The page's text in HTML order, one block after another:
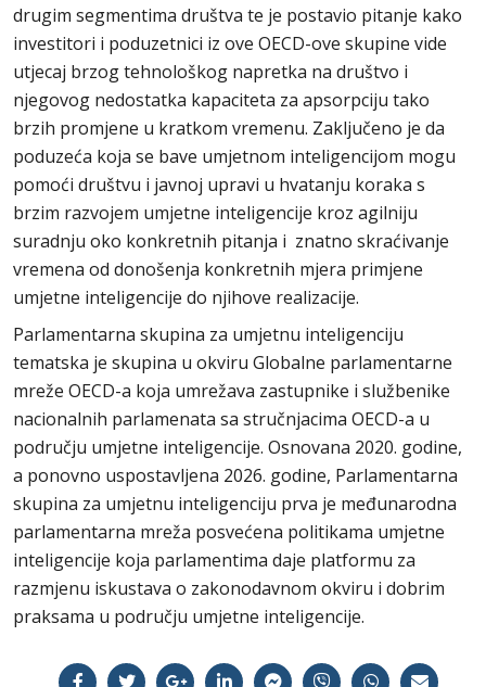
drugim segmentima društva te je postavio pitanje kako
investitori i poduzetnici iz ove OECD-ove skupine vide
utjecaj brzog tehnološkog napretka na društvo i
njegovog nedostatka kapaciteta za apsorpciju tako
brzih promjene u kratkom vremenu. Zaključeno je da
poduzeća koja se bave umjetnom inteligencijom mogu
pomoći društvu i javnoj upravi u hvatanju koraka s
brzim razvojem umjetne inteligencije kroz agilniju
suradnju oko konkretnih pitanja i znatno skraćivanje
vremena od donošenja konkretnih mjera primjene
umjetne inteligencije do njihove realizacije.
Parlamentarna skupina za umjetnu inteligenciju
tematska je skupina u okviru Globalne parlamentarne
mreže OECD-a koja umrežava zastupnike i službenike
nacionalnih parlamenata sa stručnjacima OECD-a u
području umjetne inteligencije. Osnovana 2020. godine,
a ponovno uspostavljena 2026. godine, Parlamentarna
skupina za umjetnu inteligenciju prva je međunarodna
parlamentarna mreža posvećena politikama umjetne
inteligencije koja parlamentima daje platformu za
razmjenu iskustava o zakonodavnom okviru i dobrim
praksama u području umjetne inteligencije.